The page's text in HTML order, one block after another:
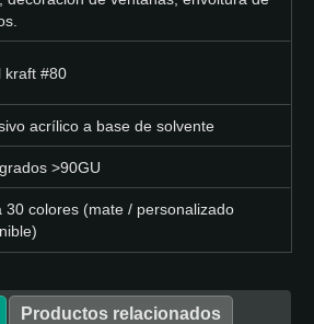
kraft #80
acrílico a base de solvente
>90GU
30 colores (mate / personalizado
Productos relacionados